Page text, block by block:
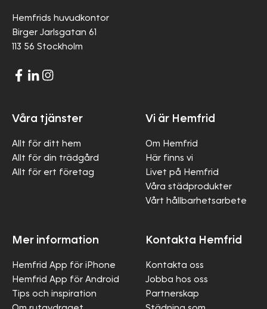
Hemfrids huvudkontor
Birger Jarlsgatan 61
113 56 Stockholm
Våra tjänster
Allt för ditt hem
Allt för din trädgård
Allt för ert företag
Vi är Hemfrid
Om Hemfrid
Här finns vi
Livet på Hemfrid
Våra städprodukter
Vårt hållbarhetsarbete
Mer information
Hemfrid App för iPhone
Hemfrid App för Android
Tips och inspiration
Kontakta Hemfrid
Kontakta oss
Jobba hos oss
Partnerskap